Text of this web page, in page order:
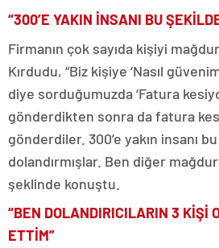
“300’E YAKIN İNSANI BU
Firmanın çok sayıda kişiyi
Kırdudu, “Biz kişiye ‘Nasıl
diye sorduğumuzda ‘Fatura
gönderdikten sonra da fatura
gönderdiler. 300’e yakın insanı
dolandırmışlar. Ben diğer
şeklinde konuştu.
“BEN DOLANDIRICILARIN 3 KİŞİ
ETTİM”